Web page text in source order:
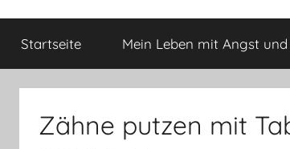
Yvis
Lifestyle
kleine
Lifestyle
Rezensionen,
Startseite Mein Leben mit Angst und
Zähne putzen mit